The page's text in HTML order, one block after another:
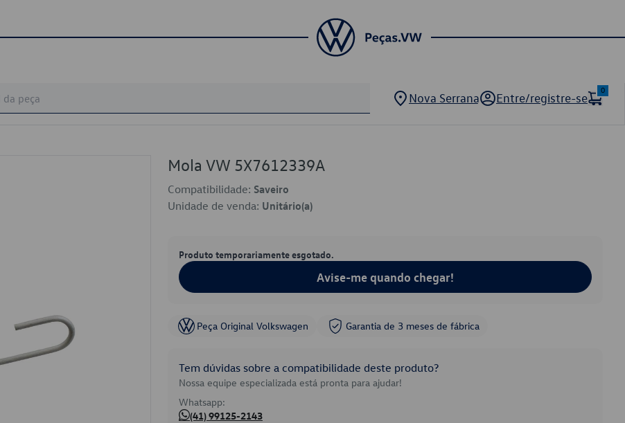
Nova Serrana Entre/registre-se
0
Mola VW 5X7612339A
Compatibilidade: Saveiro
Unidade de venda: Unitário(a)
Produto temporariamente esgotado.
Avise-me quando chegar!
Peça Original Volkswagen Garantia de 3 meses de fábrica
Tem dúvidas sobre a compatibilidade deste produto?
Nossa equipe especializada está pronta para ajudar!
Whatsapp:
(41) 99125-2143